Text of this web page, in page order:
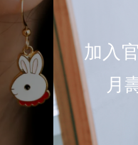
加入
月